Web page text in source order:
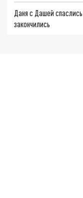
Даня с Дашей
закончились